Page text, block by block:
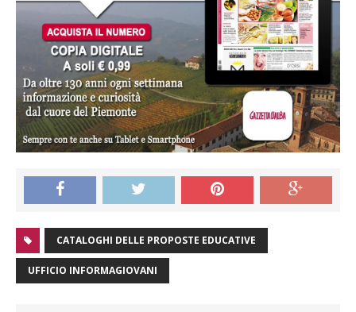
CATALOGHI DELLE PROPOSTE EDUCATIVE
UFFICIO INFORMAGIOVANI